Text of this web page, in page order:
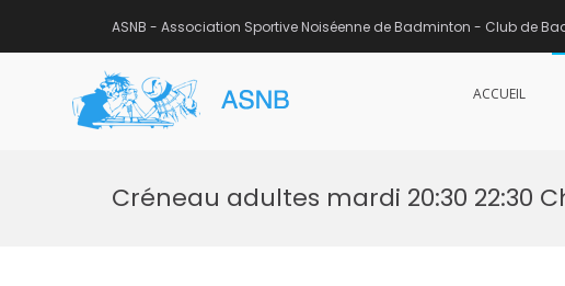
ASNB - Association Sportive Noiséenne de Badminton - Club de
ACCUEIL
Créneau adultes mardi 20:30 22:30